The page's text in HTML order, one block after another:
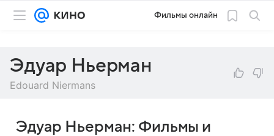
Фильмы онлайн
Эдуар Ньерман
Edouard Niermans
Эдуар Ньерман: Фильмы и